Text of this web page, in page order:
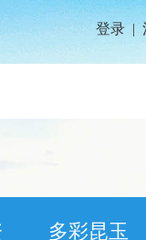
登录 |
多彩昆玉